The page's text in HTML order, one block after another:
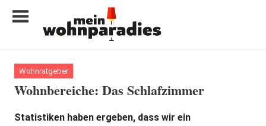
Inhalt
My
home
is
my
Wohnratgeber
Wohnbereiche: Das Schlafzimmer
Statistiken haben ergeben, dass wir ein